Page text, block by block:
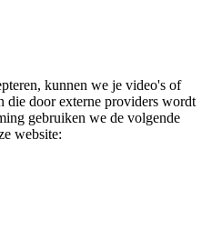
kunnen we je video's of
die door externe providers wordt
gebruiken we de volgende
website: